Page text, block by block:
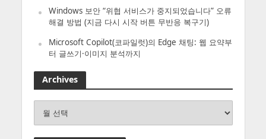
Windows 보안 “위협 서비스가 중지되었습니다” 오류
해결 방법 (지금 다시 시작 버튼 무반응 복구기)
Microsoft Copilot(코파일럿)의 Edge 채팅: 웹 요약부
터 글쓰기·이미지 분석까지
Archives